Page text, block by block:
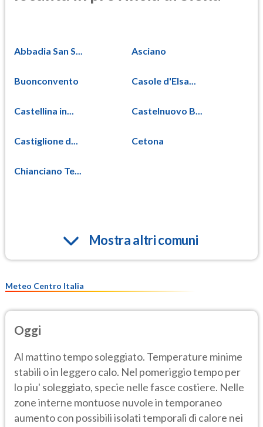
Abbadia San S... Asciano
Buonconvento Casole d'Elsa...
Castellina in... Castelnuovo B...
Castiglione d... Cetona
Chianciano Te...
Mostra altri comuni
Meteo Centro Italia
Oggi
Al mattino tempo soleggiato. Temperature minime
stabili o in leggero calo. Nel pomeriggio tempo per
lo piu' soleggiato, specie nelle fasce costiere. Nelle
zone interne montuose nuvole in temporaneo
aumento con possibili isolati temporali di calore nei